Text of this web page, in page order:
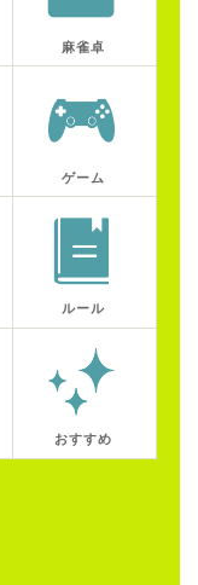
麻雀卓
ゲーム
ルール
おすすめ